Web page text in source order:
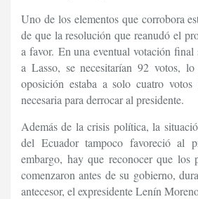
Uno de los elementos que corrobora
de que la resolución que reanudó el
a favor. En una eventual votación
a Lasso, se necesitarían 92 votos,
oposición estaba a solo cuatro
necesaria para derrocar al presidente.
Además de la crisis política, la
del Ecuador tampoco favoreció al
embargo, hay que reconocer que los
comenzaron antes de su gobierno,
antecesor, el expresidente Lenín